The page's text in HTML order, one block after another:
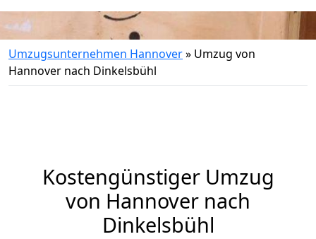
Umzugsunternehmen Hannover» Umzug von
Hannover nach Dinkelsbühl
Kostengünstiger Umzug
von Hannover nach
Dinkelsbühl